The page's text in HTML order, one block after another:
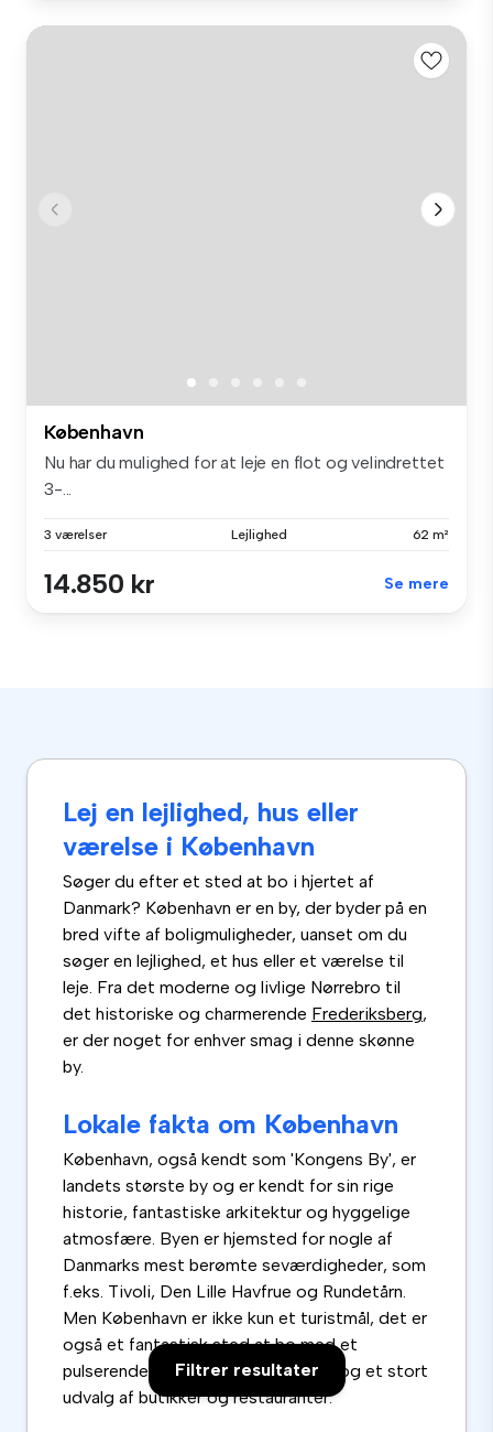
Filtrer resultater
København
Nu har du mulighed for at leje en flot og velindrettet
3-...
3 værelser Lejlighed 62 m²
14.850 kr Se mere
Lej en lejlighed, hus eller
værelse i København
Søger du efter et sted at bo i hjertet af
Danmark? København er en by, der byder på en
bred vifte af boligmuligheder, uanset om du
søger en lejlighed, et hus eller et værelse til
leje. Fra det moderne og livlige Nørrebro til
det historiske og charmerende Frederiksberg,
er der noget for enhver smag i denne skønne
by.
Lokale fakta om København
København, også kendt som 'Kongens By', er
landets største by og er kendt for sin rige
historie, fantastiske arkitektur og hyggelige
atmosfære. Byen er hjemsted for nogle af
Danmarks mest berømte seværdigheder, som
f.eks. Tivoli, Den Lille Havfrue og Rundetårn.
Men København er ikke kun et turistmål, det er
også et fantastisk sted at bo med et
pulserende natteliv, et rigt kulturliv og et stort
udvalg af butikker og restauranter.